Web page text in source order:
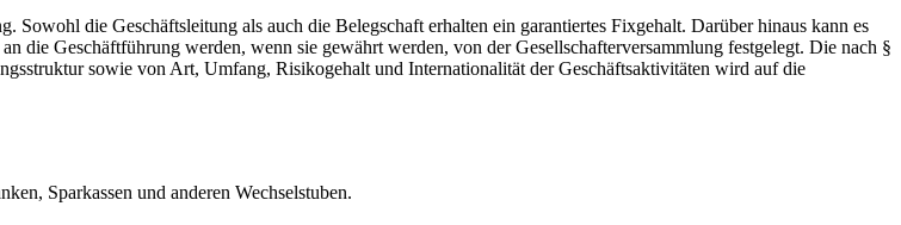
die Geschäftsleitung als auch die Belegschaft erhalten ein garantiertes Fixgehalt. Darüber hinaus kann es
die Geschäftführung werden, wenn sie gewährt werden, von der Gesellschafterversammlung festgelegt. Die nach §
sowie von Art, Umfang, Risikogehalt und Internationalität der Geschäftsaktivitäten wird auf die
Sparkassen und anderen Wechselstuben.